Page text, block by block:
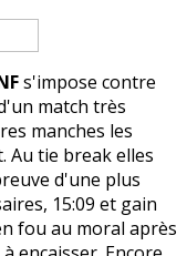
s'impose contre
match très
manches les
Au tie break elles
d'une plus
15:09 et gain
fou au moral après